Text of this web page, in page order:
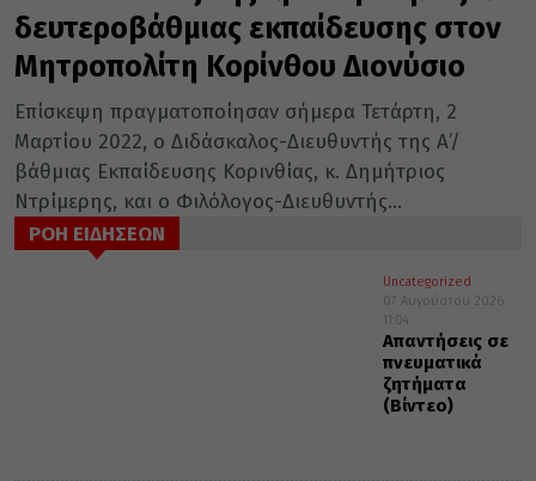
δευτεροβάθμιας εκπαίδευσης στον
Μητροπολίτη Κορίνθου Διονύσιο
Επίσκεψη πραγματοποίησαν σήμερα Τετάρτη, 2
Μαρτίου 2022, ο Διδάσκαλος-Διευθυντής της Α’/
βάθμιας Εκπαίδευσης Κορινθίας, κ. Δημήτριος
Ντρίμερης, και ο Φιλόλογος-Διευθυντής...
ΡΟΗ ΕΙΔΗΣΕΩΝ
Uncategorized
07 Αυγούστου 2026
11:04
Απαντήσεις σε
πνευματικά
ζητήματα
(Βίντεο)